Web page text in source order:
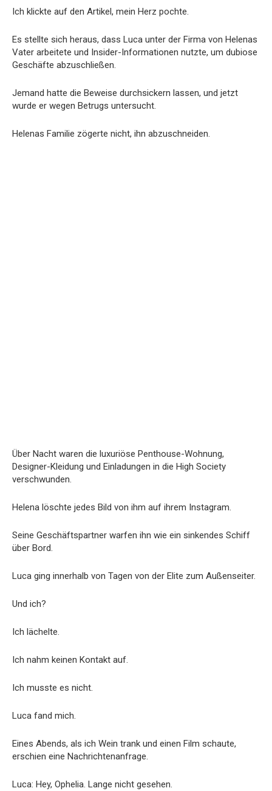
Ich klickte auf den Artikel, mein Herz pochte.
Es stellte sich heraus, dass Luca unter der Firma von Helenas
Vater arbeitete und Insider-Informationen nutzte, um dubiose
Geschäfte abzuschließen.
Jemand hatte die Beweise durchsickern lassen, und jetzt
wurde er wegen Betrugs untersucht.
Helenas Familie zögerte nicht, ihn abzuschneiden.
Über Nacht waren die luxuriöse Penthouse-Wohnung,
Designer-Kleidung und Einladungen in die High Society
verschwunden.
Helena löschte jedes Bild von ihm auf ihrem Instagram.
Seine Geschäftspartner warfen ihn wie ein sinkendes Schiff
über Bord.
Luca ging innerhalb von Tagen von der Elite zum Außenseiter.
Und ich?
Ich lächelte.
Ich nahm keinen Kontakt auf.
Ich musste es nicht.
Luca fand mich.
Eines Abends, als ich Wein trank und einen Film schaute,
erschien eine Nachrichtenanfrage.
Luca: Hey, Ophelia. Lange nicht gesehen.